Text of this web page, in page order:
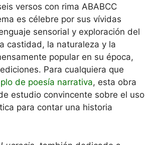
versos con rima ABABCC
es célebre por sus vívidas
sensorial y exploración del
castidad, la naturaleza y la
popular en su época,
Para cualquiera que
de poesía narrativa, esta obra
estudio convincente sobre el uso
para contar una historia